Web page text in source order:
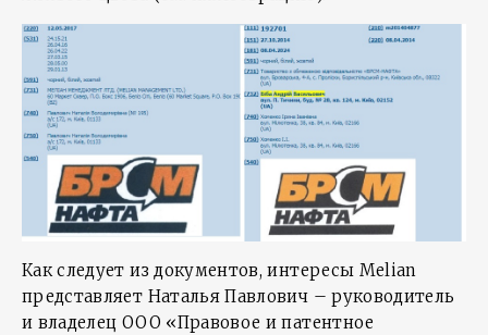
Как следует из документов, интересы Melian
представляет Наталья Павлович – руководитель
и владелец ООО «Правовое и патентное